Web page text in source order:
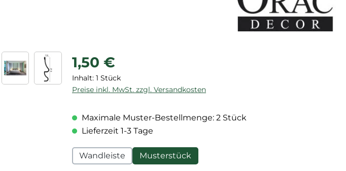
Regulärer Preis:
1,50 €
Inhalt: 1 Stück
Preise inkl. MwSt. zzgl. Versandkosten
Maximale Muster-Bestellmenge: 2 Stück
Lieferzeit 1-3 Tage
Wandleiste Musterstück